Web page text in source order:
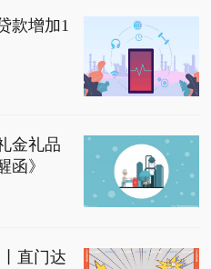
款增加1
金礼品
函》
直门达